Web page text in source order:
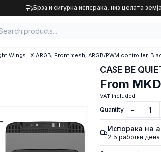
Брза и сигурна испорака, низ целата
Wings LX ARGB, Front mesh, ARGB/PWM controller,
From
VAT included
Quantity −
Испорака на
2–5 работни дена